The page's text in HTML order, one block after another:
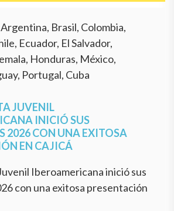
Brasil, Colombia,
Ecuador, El Salvador,
Honduras, México,
Portugal, Cuba
JUVENIL
INICIÓ SUS
2026 CON UNA EXITOSA
EN CAJICÁ
Iberoamericana inició sus
con una exitosa presentación